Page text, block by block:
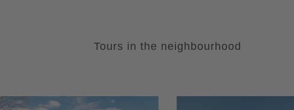
Tours in the neighbourhood